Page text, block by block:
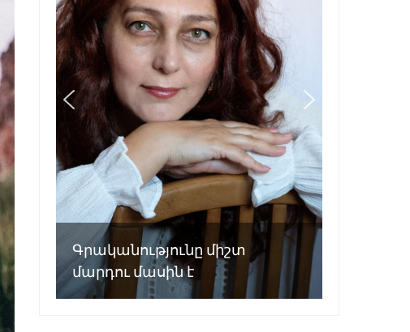
Գրականությունը միշտ
մարդու մասին է